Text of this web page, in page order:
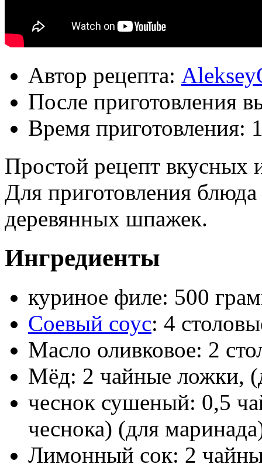
Автор рецепта:
После приготовления
Время приготовления:
Простой рецепт
Для приготовления
деревянных шпажек.
Ингредиенты
куриное филе: 500
Соевый соус: 4
Масло оливковое: 2
Мёд: 2 чайные ложки,
чеснок сушеный: 0,5
чеснока) (для
Лимонный сок: 2